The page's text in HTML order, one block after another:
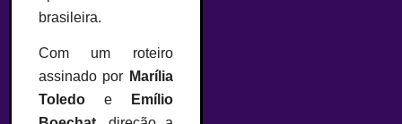
brasileira.
Com um roteiro
assinado por Marília
Toledo e
Emílio